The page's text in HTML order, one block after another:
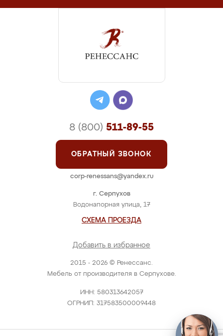
2015 - 2026 © Ренессанс.
Мебель от производителя в Серпухове.
ИНН: 580313642057
ОГРНИП: 317583500009448
г. Серпухов
Водонапорная улица, 17
СХЕМА ПРОЕЗДА
Добавить в избранное
8 (800) 511-89-55
ОБРАТНЫЙ ЗВОНОК
corp-renessans@yandex.ru